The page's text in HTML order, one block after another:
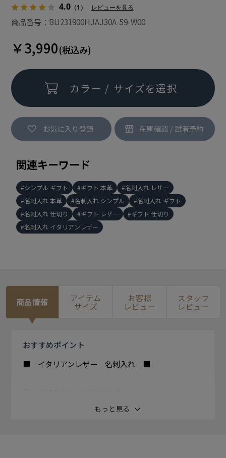
4.0（1） レビューを見る
商品番号：BU231900HJAJ30A-59-W00
￥3,990(税込み)
カラー / サイズを選択
お気に入り登録
関連キーワード
シンプル ギフト ギフト 本革
名刺入れ レザー
名刺入れ 本革
名刺入れ シンプル
名刺入れ ギフト
名刺入れ 仕切り
ギフト レザー
ギフト 仕切り
名刺入れ イタリアンレザー
商品情報 アイテム
サイズ
お客様
レビュー
スタッフ
レビュー
おすすめポイント
■ イタリアンレザー 名刺入れ ■
レザーを使用した絶妙な色合いが素敵な
もっと見る